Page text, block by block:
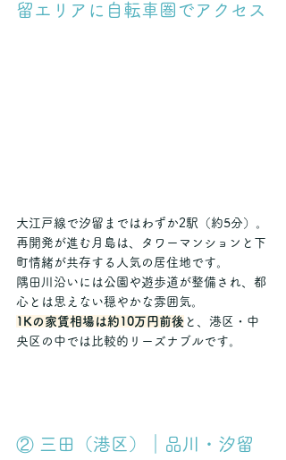
留エリアに自転車圏でアクセス
大江戸線で汐留まではわずか2駅（約5分）。
再開発が進む月島は、タワーマンションと下
町情緒が共存する人気の居住地です。
隅田川沿いには公園や遊歩道が整備され、都
心とは思えない穏やかな雰囲気。
1Kの家賃相場は約10万円前後 と、港区・中
央区の中では比較的リーズナブルです。
② 三田（港区）｜品川・汐留